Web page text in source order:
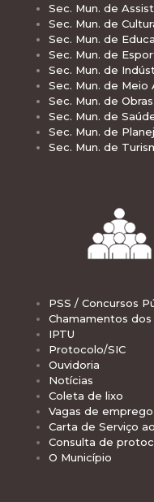
Sec. Mun. de
Sec. Mun. de
Sec. Mun. de
Sec. Mun. de
Sec. Mun. de
Sec. Mun. de Meio
Sec. Mun. de
Sec. Mun. de
Sec. Mun. de
Sec. Mun. de
PSS / Concursos
Chamamentos
IPTU
Protocolo/SIC
Ouvidoria
Notícias
Coleta de lixo
Vagas de emprego
Carta de Serviço
Consulta de
O Município